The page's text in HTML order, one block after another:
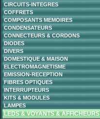
CIRCUITS-INTEGRES
COFFRETS
COMPOSANTS MEMOIRES
CONDENSATEURS
CONNECTEURS & CORDONS
DIODES
DIVERS
DOMESTIQUE & MAISON
ELECTROMAGNETISME
EMISSION-RECEPTION
FIBRES OPTIQUES
INTERRUPTEURS
KITS & MODULES
LAMPES
LEDS & VOYANTS & AFFICHEURS